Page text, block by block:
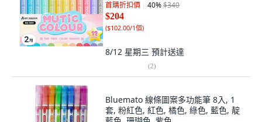
首購折扣價 40%$340
$204
($102.00/1個)
8/12 星期三 預計送達
(2)
Bluemato 線條圖案多功能筆 8入, 1
套, 粉紅色, 紅色, 橘色, 綠色, 藍色, 靛